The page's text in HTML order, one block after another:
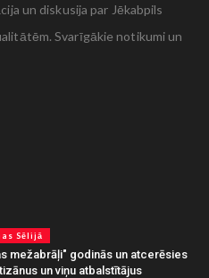
un diskusija par Jēkabpils
Svarīgākie notikumi un
Sēlijā
mežabrāļi" godinās un atcerēsies
un viņu atbalstītājus